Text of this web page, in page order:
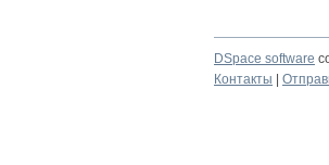
DSpace software
Контакты